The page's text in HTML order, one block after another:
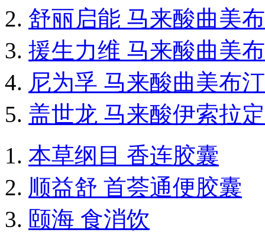
舒丽启能 马来酸曲美
援生力维 马来酸曲美
尼为孚 马来酸曲美布
盖世龙 马来酸伊索拉
本草纲目 香连胶囊
顺益舒 首荟通便胶囊
颐海 食消饮